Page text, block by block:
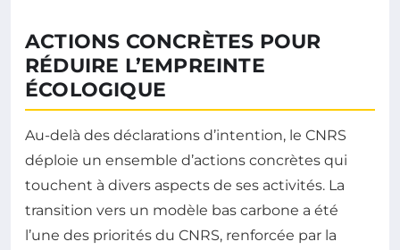
ACTIONS CONCRÈTES POUR
RÉDUIRE L’EMPREINTE
ÉCOLOGIQUE
Au-delà des déclarations d’intention, le CNRS
déploie un ensemble d’actions concrètes qui
touchent à divers aspects de ses activités. La
transition vers un modèle bas carbone a été
l’une des priorités du CNRS, renforcée par la